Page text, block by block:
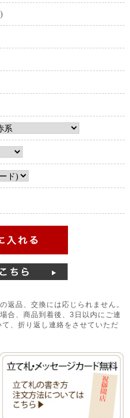
返品、交換には応じられません。
合、商品到着後、3日以内にご連
、折り返し連絡をさせていただ